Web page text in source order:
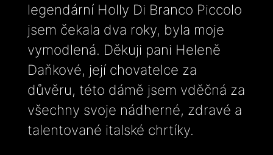
legendární Holly Di Branco Piccolo
jsem čekala dva roky, byla moje
vymodlená. Děkuji pani Heleně
Daňkové, její chovatelce za
důvěru, této dámě jsem vděčná za
všechny svoje nádherné, zdravé a
talentované italské chrtíky.